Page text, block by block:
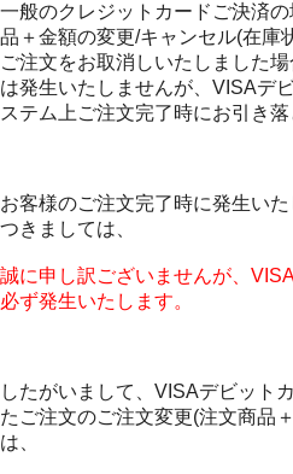
一般のクレジットカードご決済
品＋金額の変更/キャンセル(在庫
ご注文をお取消しいたしました
は発生いたしませんが、VISAデ
ステム上ご注文完了時にお引き落
お客様のご注文完了時に発生い
つきましては、
誠に申し訳ございませんが、
必ず発生いたします。
したがいまして、VISAデビット
たご注文のご注文変更(注文商品
は、